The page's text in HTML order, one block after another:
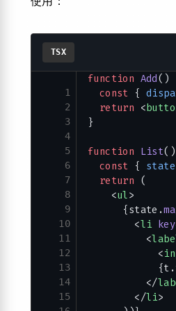
TSX
1
2
3
4
5
6
7
8
9
10
11
12
13
14
15
function Add()
  const
{
  return
<
}
function List
  const
{ state
  return
(
    <
ul>
      {state.
        <
li key
          <
            <
          </
        </
li>